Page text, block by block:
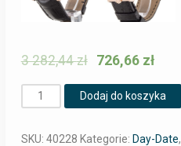
3 282,44zł 726,66 zł
Ilość Dodaj do koszyka
SKU: 40228 Kategorie: Day-Date,